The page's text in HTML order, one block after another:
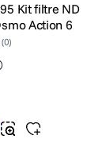
Kit filtre ND
Action 6
(0)